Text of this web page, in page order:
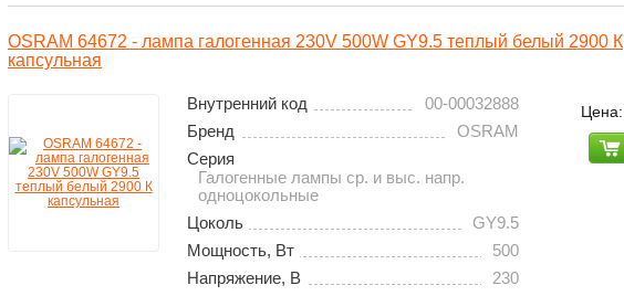
OSRAM 64672 - лампа галогенная 230V 500W GY9.5 теплый белый 2900 К
капсульная
Внутренний код
00-00032888
Бренд
OSRAM
Серия
Галогенные лампы ср. и выс. напр.
одноцокольные
Цоколь
GY9.5
Мощность, Вт
500
Напряжение, В
230
Цена: